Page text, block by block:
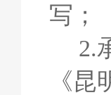
写；
2.
《